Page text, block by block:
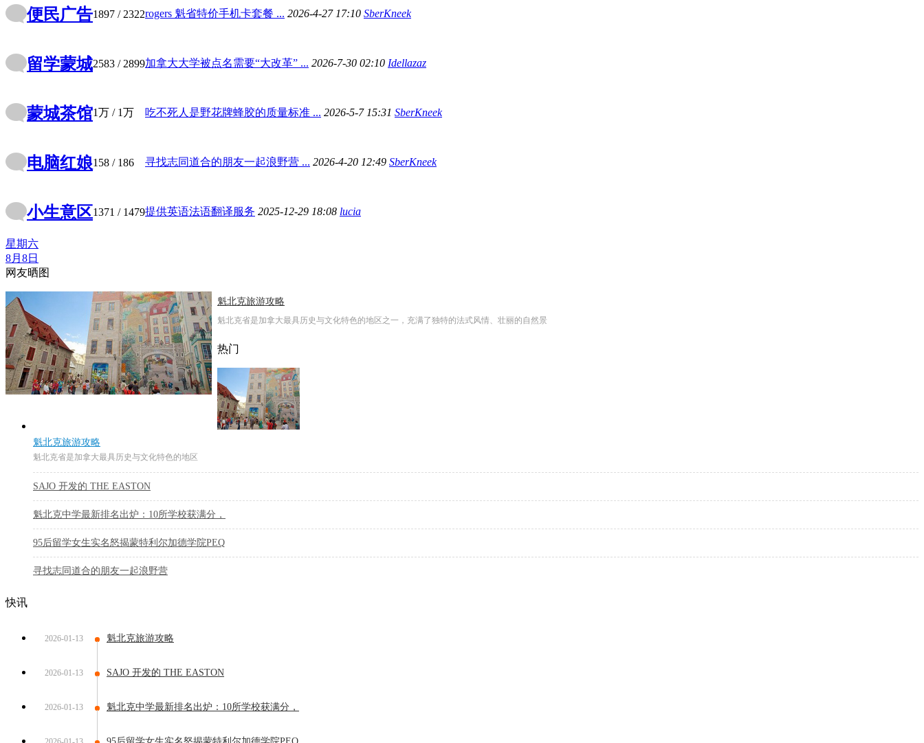
便民广告1897 / 2322rogers 魁省特价手机卡套餐 ... 2026-4-27 17:10 SberKneek
留学蒙城2583 / 2899加拿大大学被点名需要“大改革” ... 2026-7-30 02:10 Idellazaz
蒙城茶馆1万 / 1万 吃不死人是野花牌蜂胶的质量标准 ... 2026-5-7 15:31 SberKneek
电脑红娘158 / 186 寻找志同道合的朋友一起浪野营 ... 2026-4-20 12:49 SberKneek
小生意区1371 / 1479提供英语法语翻译服务 2025-12-29 18:08 lucia
星期六
8月8日
网友晒图
魁北克旅游攻略
魁北克省是加拿大最具历史与文化特色的地区之一，充满了独特的法式风情、壮丽的自然景
热门
魁北克旅游攻略
魁北克省是加拿大最具历史与文化特色的地区
SAJO 开发的 THE EASTON
魁北克中学最新排名出炉：10所学校获满分，
95后留学女生实名怒揭蒙特利尔加德学院PEQ
寻找志同道合的朋友一起浪野营
快讯
2026-01-13 魁北克旅游攻略
2026-01-13 SAJO 开发的 THE EASTON
2026-01-13 魁北克中学最新排名出炉：10所学校获满分，